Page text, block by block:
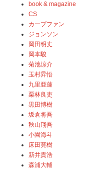
book & magazine
CS
カープファン
ジョンソン
岡田明丈
岡本駿
菊池涼介
玉村昇悟
九里亜蓮
栗林良吏
黒田博樹
坂倉将吾
秋山翔吾
小園海斗
床田寛樹
新井貴浩
森浦大輔